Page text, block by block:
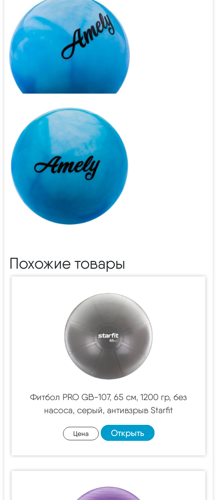
Похожие товары
Фитбол PRO GB-107, 65 см, 1200 гр, без
насоса, серый, антивзрыв Starfit
Цена Открыть